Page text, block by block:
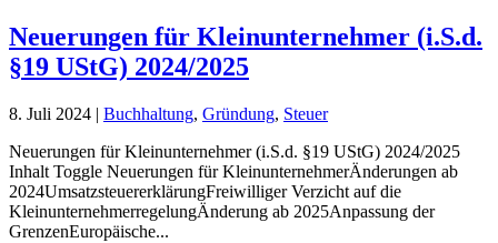
Neuerungen für Kleinunternehmer (i.S.d.
§19 UStG) 2024/2025
8. Juli 2024 | Buchhaltung, Gründung, Steuer
Neuerungen für Kleinunternehmer (i.S.d. §19 UStG) 2024/2025
Inhalt Toggle Neuerungen für KleinunternehmerÄnderungen ab
2024UmsatzsteuererklärungFreiwilliger Verzicht auf die
KleinunternehmerregelungÄnderung ab 2025Anpassung der
GrenzenEuropäische...